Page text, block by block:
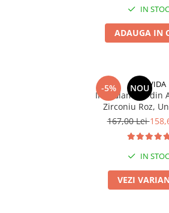
IN STOC
ADAUGA IN
-5% NOU
UNA VIDA
Inel Glamour din
Zirconiu Roz,
167,00 Lei
IN STOC
VEZI